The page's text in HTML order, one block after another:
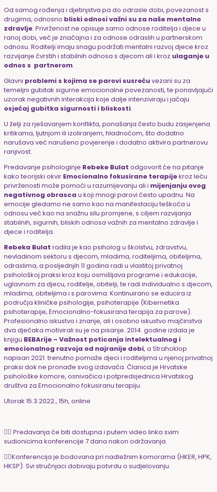
Od samog rođenja i djetinjstva pa do odrasle dobi, povezanost s
drugima, odnosno bliski odnosi važni su za naše mentalno
zdravlje. Privrženost ne opisuje samo odnose roditelja i djece u
ranoj dobi, već je značajna i za odnose odraslih u partnerskom
odnosu. Roditelji imaju snagu podržati mentalni razvoj djece kroz
razvijanje čvrstih i stabilnih odnosa s djecom ali i kroz ulaganje u
odnos s partnerom.
Glavni problemi s kojima se parovi susrećuvezani su za
temeljni gubitak sigurne emocionalne povezanosti, te ponavljajući
uzorak negativnih interakcija koje dalje intenziviraju i jačaju
osjećaj gubitka sigurnosti i bliskosti.
U želji za rješavanjem konflikta, ponašanja često budu zasjenjena
kritikama, ljutnjom ili izoliranjem, hladnoćom, što dodatno
narušava već narušeno povjerenje i dodatno aktivira partnerovu
ranjivost.
Predavanje psihologinje Rebeke Bulat odgovorit će na pitanje
kako teorijski okvir Emocionalno fokusirane terapijekroz leću
privrženosti može pomoći u razumijevanju ali i mijenjanju ovog
negativnog obrasca u koji mnogi parovi često upadnu. Na
emocije gledamo ne samo kao na manifestaciju teškoća u
odnosu već kao na snažnu silu promjene, s ciljem razvijanja
stabilnih, sigurnih, bliskih odnosa važnih za mentalno zdravlje i
djece i roditelja.
Rebeka Bulat radila je kao psiholog u školstvu, zdravstvu,
nevladinom sektoru s djecom, mladima, roditeljima, obiteljima,
odraslima, a posljednjih 11 godina radi u vlastitoj privatnoj
psihološkoj praksi kroz koju osmišljava programe i edukacije,
uglavnom za djecu, roditelje, obitelji, te radi individualno s djecom,
mladima, obiteljima i s parovima. Kontinuirano se educira iz
područja kliničke psihologije, psihoterapije (Kibernetika
psihoterapije, Emocionalno-fokusirana terapija za parove).
Profesionalno iskustvo i znanje, ali i osobno iskustvo majčinstva
dva dječaka motivirali su je na pisanje. 2014. godine izdala je
knjigu BEBArije – Važnost poticanja intelektualnog i
emocionalnog razvoja od najranije dobi, a Strahoklop
napisan 2021. trenutno pomaže djeci i roditeljima u njenoj privatnoj
praksi dok ne pronađe svog izdavača. Članica je Hrvatske
psihološke komore, osnivačica i potpredsjednica Hrvatskog
društva za Emocionalno fokusiranu terapiju.
Utorak 15.3.2022., 15h, online
👉🏻 Predavanja će biti dostupna i putem video linka svim
sudionicima konferencije 7 dana nakon održavanja.
👉🏻Konferencija je bodovana pri nadležnim komorama (HKER, HPK,
HKSP). Svi stručnjaci dobivaju potvrdu o sudjelovanju.